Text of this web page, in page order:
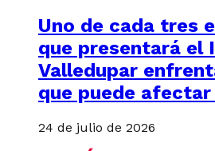
Uno de cada tres
que presentará el
Valledupar
que puede
24 de julio de 2026